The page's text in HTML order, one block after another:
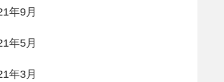
年9月
年5月
年3月